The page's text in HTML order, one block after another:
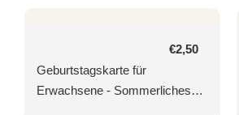
Normaler
€2,50
Geburtstagskarte für
Erwachsene - Sommerliches